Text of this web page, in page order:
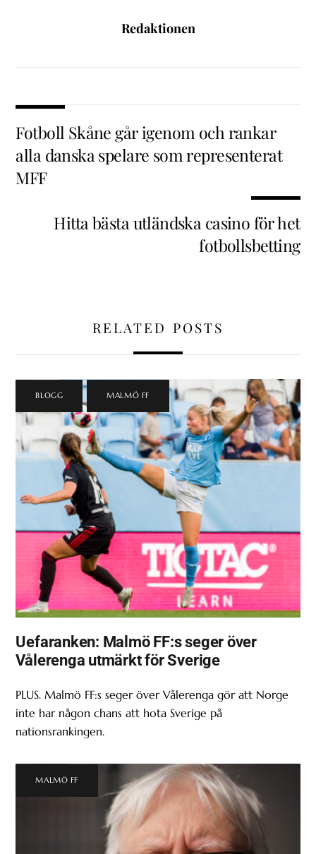
Redaktionen
Fotboll Skåne går igenom och rankar
alla danska spelare som representerat
MFF
Hitta bästa utländska casino för het
fotbollsbetting
RELATED POSTS
BLOGG MALMÖ FF
Uefaranken: Malmö FF:s seger över
Vålerenga utmärkt för Sverige
PLUS. Malmö FF:s seger över Vålerenga gör att Norge
inte har någon chans att hota Sverige på
nationsrankingen.
MALMÖ FF